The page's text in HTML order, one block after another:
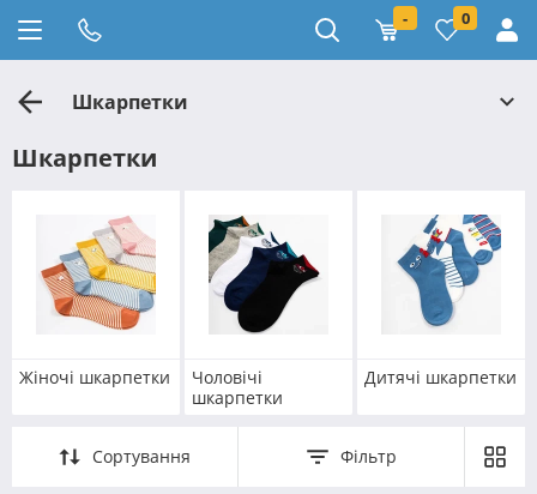
- 0
Шкарпетки
Шкарпетки
Жіночі шкарпетки
Чоловічі
шкарпетки
Дитячі шкарпетки
Сортування Фільтр